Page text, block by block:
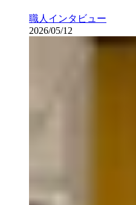
職人インタビュー
2026/05/12